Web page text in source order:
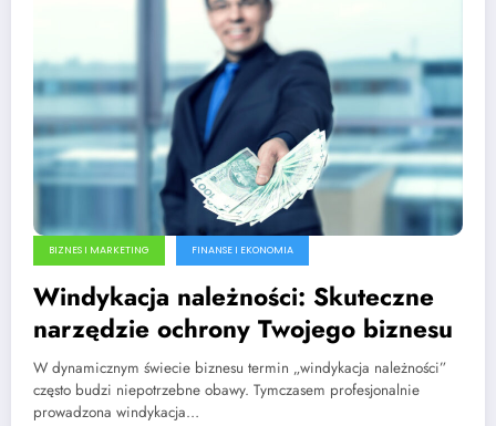
BIZNES I MARKETING FINANSE I EKONOMIA
Windykacja należności: Skuteczne
narzędzie ochrony Twojego biznesu
W dynamicznym świecie biznesu termin „windykacja należności”
często budzi niepotrzebne obawy. Tymczasem profesjonalnie
prowadzona windykacja…